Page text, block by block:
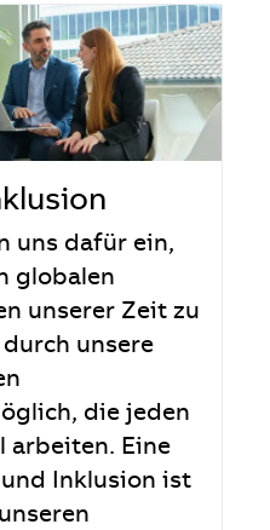
uns dafür ein,
globalen
unserer Zeit zu
unsere
die jeden
arbeiten. Eine
Inklusion ist